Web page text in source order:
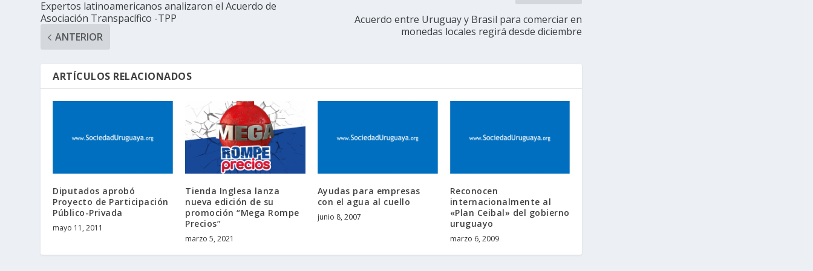
Expertos latinoamericanos analizaron el Acuerdo de
Asociación Transpacífico -TPP
ANTERIOR
Acuerdo entre Uruguay y Brasil para comerciar en
monedas locales regirá desde diciembre
ARTÍCULOS RELACIONADOS
Diputados aprobó
Proyecto de Participación
Público-Privada
mayo 11, 2011
Tienda Inglesa lanza
nueva edición de su
promoción “Mega Rompe
Precios”
marzo 5, 2021
Ayudas para empresas
con el agua al cuello
junio 8, 2007
Reconocen
internacionalmente al
«Plan Ceibal» del gobierno
uruguayo
marzo 6, 2009